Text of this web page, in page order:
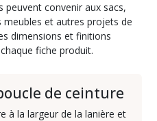
peuvent convenir aux sacs,
et autres projets de
dimensions et finitions
fiche produit.
de ceinture
à la largeur de la lanière et